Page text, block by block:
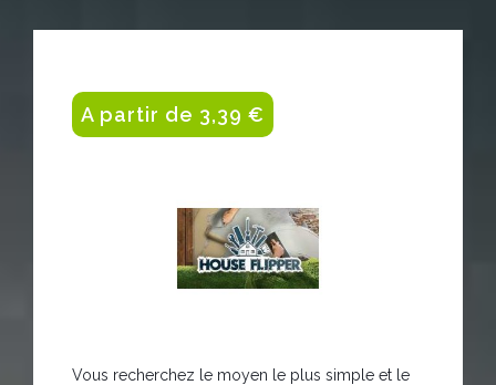
A partir de 3,39 €
Vous recherchez le moyen le plus simple et le